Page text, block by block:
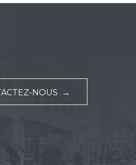
NOUS →